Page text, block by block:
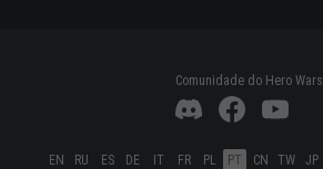
Comunidade do Hero Wars
EN RU ES DE IT FR PL PT CN TW JP